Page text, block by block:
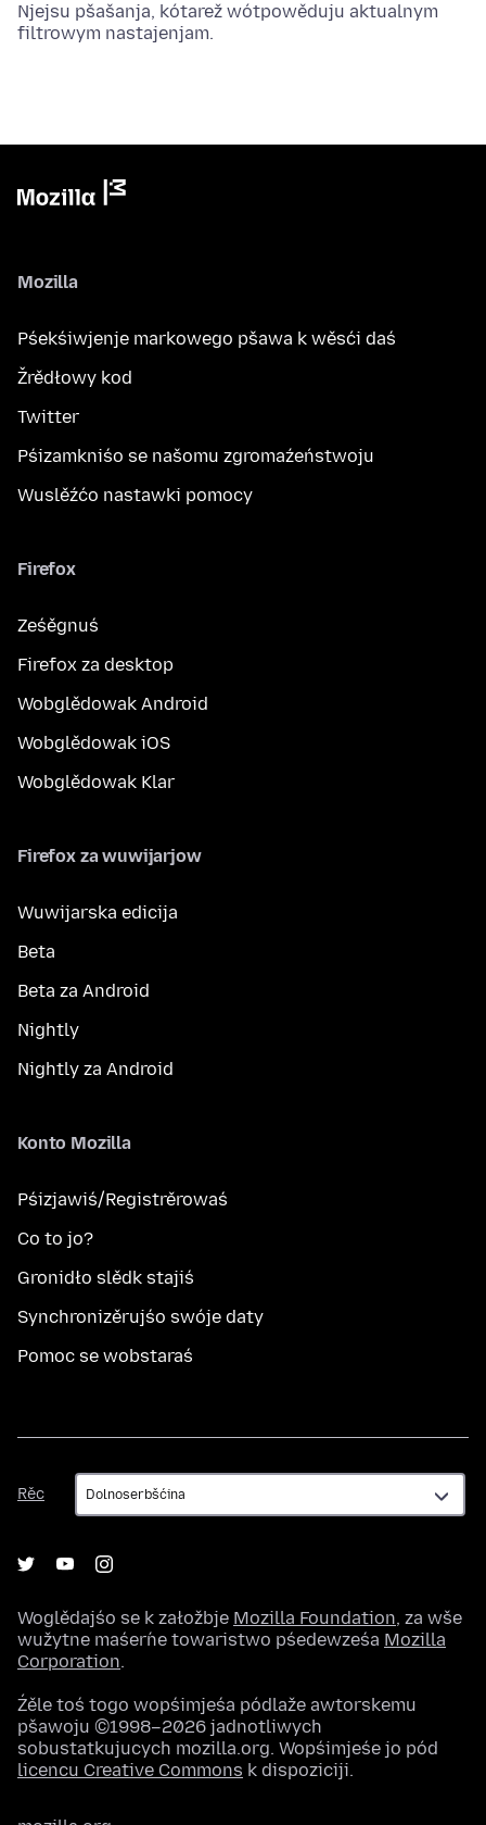
Njejsu pšašanja, kótarež wótpowěduju aktualnym
filtrowym nastajenjam.
Mozilla
Pśekśiwjenje markowego pšawa k wěsći daś
Žrědłowy kod
Twitter
Pśizamkniśo se našomu zgromaźeństwoju
Wuslěźćo nastawki pomocy
Firefox
Ześěgnuś
Firefox za desktop
Wobglědowak Android
Wobglědowak iOS
Wobglědowak Klar
Firefox za wuwijarjow
Wuwijarska edicija
Beta
Beta za Android
Nightly
Nightly za Android
Konto Mozilla
Pśizjawiś/Registrěrowaś
Co to jo?
Gronidło slědk stajiś
Synchronizěrujśo swóje daty
Pomoc se wobstaraś
Rěc
Rěc
Woglědajśo se k załožbje Mozilla Foundation, za wše
wužytne maśeŕne towaristwo pśedewześa Mozilla
Corporation.
Źěle toś togo wopśimjeśa pódlaže awtorskemu
pšawoju ©1998–2026 jadnotliwych
sobustatkujucych mozilla.org. Wopśimjeśe jo pód
licencu Creative Commons k dispoziciji.